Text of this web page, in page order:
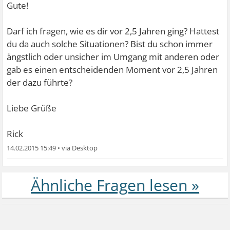
Gute!
Darf ich fragen, wie es dir vor 2,5 Jahren ging? Hattest
du da auch solche Situationen? Bist du schon immer
ängstlich oder unsicher im Umgang mit anderen oder
gab es einen entscheidenden Moment vor 2,5 Jahren
der dazu führte?
Liebe Grüße
Rick
14.02.2015 15:49 •